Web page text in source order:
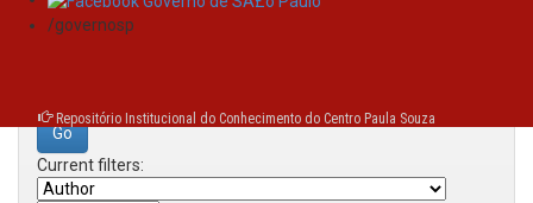
/governosp
Repositório Institucional do Conhecimento do Centro Paula Souza
Search:
Current filters: